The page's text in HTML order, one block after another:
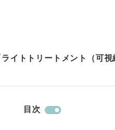
ライトトリートメント（可視
目次